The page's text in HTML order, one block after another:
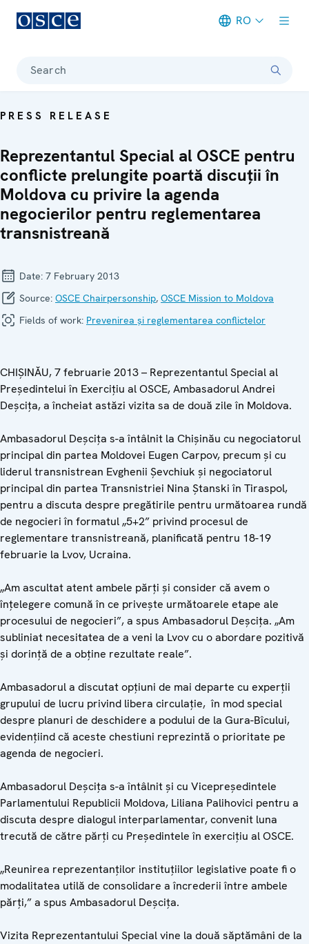
RO
Search
PRESS RELEASE
Reprezentantul Special al OSCE pentru
conflicte prelungite poartă discuţii în
Moldova cu privire la agenda
negocierilor pentru reglementarea
transnistreană
Date: 7 February 2013
Source: OSCE Chairpersonship, OSCE Mission to Moldova
Fields of work: Prevenirea și reglementarea conflictelor
CHIŞINĂU, 7 februarie 2013 – Reprezentantul Special al
Preşedintelui în Exerciţiu al OSCE, Ambasadorul Andrei
Deşciţa, a încheiat astăzi vizita sa de două zile în Moldova.
Ambasadorul Deşciţa s-a întâlnit la Chişinău cu negociatorul
principal din partea Moldovei Eugen Carpov, precum şi cu
liderul transnistrean Evghenii Şevchiuk şi negociatorul
principal din partea Transnistriei Nina Ştanski în Tiraspol,
pentru a discuta despre pregătirile pentru următoarea rundă
de negocieri în formatul „5+2” privind procesul de
reglementare transnistreană, planificată pentru 18-19
februarie la Lvov, Ucraina.
„Am ascultat atent ambele părţi şi consider că avem o
înţelegere comună în ce priveşte următoarele etape ale
procesului de negocieri”, a spus Ambasadorul Deşciţa. „Am
subliniat necesitatea de a veni la Lvov cu o abordare pozitivă
şi dorinţă de a obţine rezultate reale”.
Ambasadorul a discutat opţiuni de mai departe cu experţii
grupului de lucru privind libera circulaţie, în mod special
despre planuri de deschidere a podului de la Gura-Bîcului,
evidenţiind că aceste chestiuni reprezintă o prioritate pe
agenda de negocieri.
Ambasadorul Deşciţa s-a întâlnit şi cu Vicepreşedintele
Parlamentului Republicii Moldova, Liliana Palihovici pentru a
discuta despre dialogul interparlamentar, convenit luna
trecută de către părţi cu Preşedintele în exerciţiu al OSCE.
„Reunirea reprezentanţilor instituţiilor legislative poate fi o
modalitatea utilă de consolidare a încrederii între ambele
părţi,” a spus Ambasadorul Deşciţa.
Vizita Reprezentantului Special vine la două săptămâni de la